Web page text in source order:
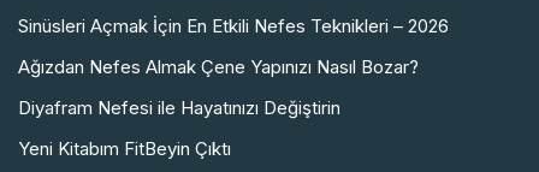
Sinüsleri Açmak İçin En Etkili Nefes Teknikleri – 2026
Ağızdan Nefes Almak Çene Yapınızı Nasıl Bozar?
Diyafram Nefesi ile Hayatınızı Değiştirin
Yeni Kitabım FitBeyin Çıktı